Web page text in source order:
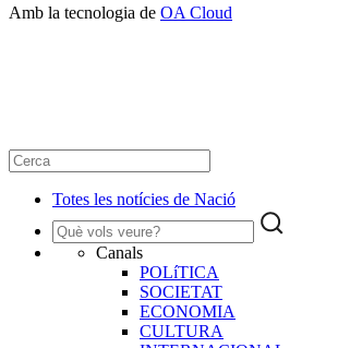
Amb la tecnologia de OA Cloud
Totes les notícies de Nació
Canals
POLíTICA
SOCIETAT
ECONOMIA
CULTURA